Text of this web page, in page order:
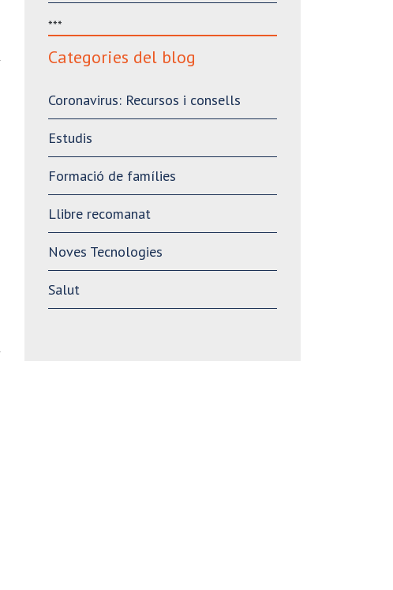
***
Categories del blog
Coronavirus: Recursos i consells
Estudis
Formació de famílies
Llibre recomanat
Noves Tecnologies
Salut